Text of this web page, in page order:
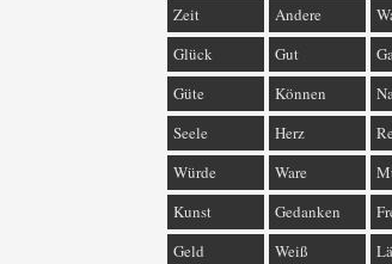
Zeit
Andere
Glück
Gut
Güte
Können
Seele
Herz
Würde
Ware
Kunst
Gedanken
Geld
Weiß